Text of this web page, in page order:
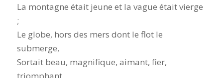
La montagne était jeune et la vague était vierge
;
Le globe, hors des mers dont le flot le
submerge,
Sortait beau, magnifique, aimant, fier,
triomphant,